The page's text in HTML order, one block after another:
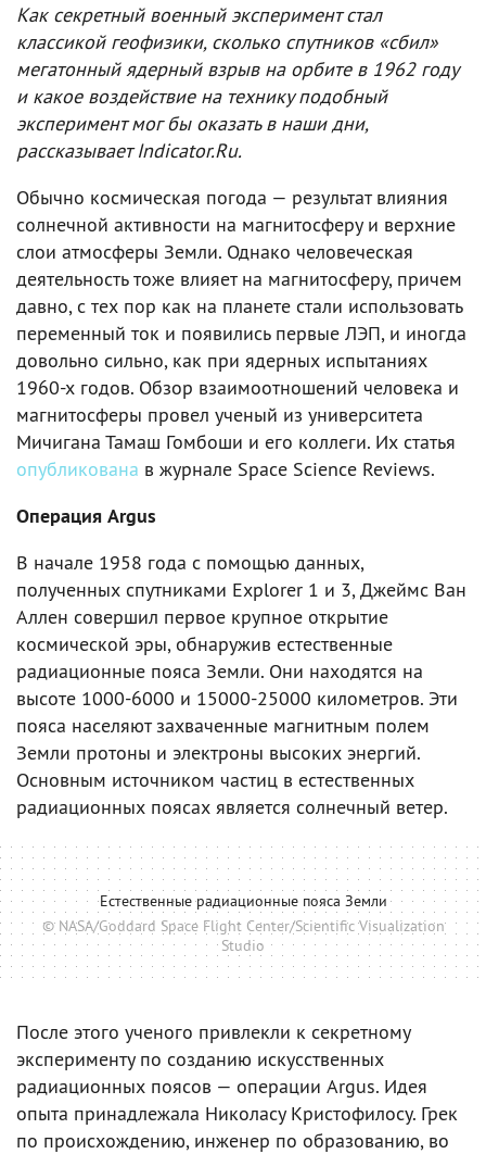
Как секретный военный эксперимент стал
классикой геофизики, сколько спутников «сбил»
мегатонный ядерный взрыв на орбите в 1962 году
и какое воздействие на технику подобный
эксперимент мог бы оказать в наши дни,
рассказывает Indicator.Ru.
Обычно космическая погода — результат влияния
солнечной активности на магнитосферу и верхние
слои атмосферы Земли. Однако человеческая
деятельность тоже влияет на магнитосферу, причем
давно, с тех пор как на планете стали использовать
переменный ток и появились первые ЛЭП, и иногда
довольно сильно, как при ядерных испытаниях
1960-х годов. Обзор взаимоотношений человека и
магнитосферы провел ученый из университета
Мичигана Тамаш Гомбоши и его коллеги. Их статья
опубликована в журнале Space Science Reviews.
Операция Argus
В начале 1958 года с помощью данных,
полученных спутниками Explorer 1 и 3, Джеймс Ван
Аллен совершил первое крупное открытие
космической эры, обнаружив естественные
радиационные пояса Земли. Они находятся на
высоте 1000-6000 и 15000-25000 километров. Эти
пояса населяют захваченные магнитным полем
Земли протоны и электроны высоких энергий.
Основным источником частиц в естественных
радиационных поясах является солнечный ветер.
Естественные радиационные пояса Земли
© NASA/Goddard Space Flight Center/Scientific Visualization
Studio
После этого ученого привлекли к секретному
эксперименту по созданию искусственных
радиационных поясов — операции Argus. Идея
опыта принадлежала Николасу Кристофилосу. Грек
по происхождению, инженер по образованию, во